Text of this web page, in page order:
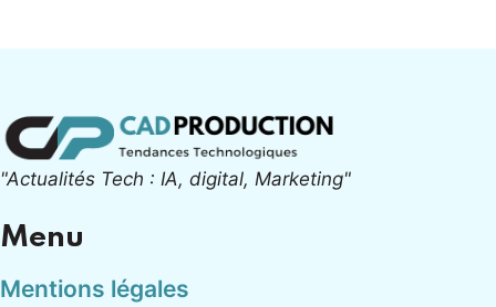
"Actualités Tech : IA, digital, Marketing"
Menu
Mentions légales